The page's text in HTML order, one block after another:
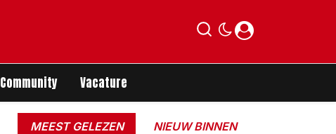
Community Vacature
MEEST GELEZEN NIEUW BINNEN